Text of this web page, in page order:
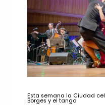
Esta semana la Ciudad
Borges y el tango